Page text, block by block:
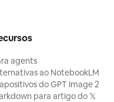
agents
ao NotebookLM
do GPT Image 2
para artigo do 𝕏